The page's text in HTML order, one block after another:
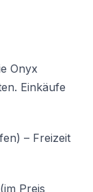
und ein
Wetter
Onyx
Einkäufe
– Freizeit
(im Preis